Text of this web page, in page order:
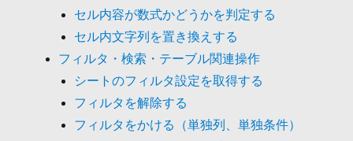
セル内容が数式かどうかを判定する
セル内文字列を置き換えする
フィルタ・検索・テーブル関連操作
シートのフィルタ設定を取得する
フィルタを解除する
フィルタをかける（単独列、単独条件）